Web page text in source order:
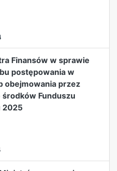
Finansów w sprawie
postępowania w
obejmowania przez
środków Funduszu
2025